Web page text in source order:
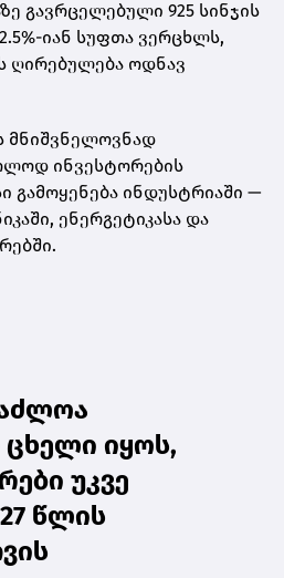
გავრცელებული 925 სინჯის
იან სუფთა ვერცხლს,
ღირებულება ოდნავ
მნიშვნელოვნად
ინვესტორების
გამოყენება ინდუსტრიაში —
ენერგეტიკასა და
იყოს,
უკვე
წლის